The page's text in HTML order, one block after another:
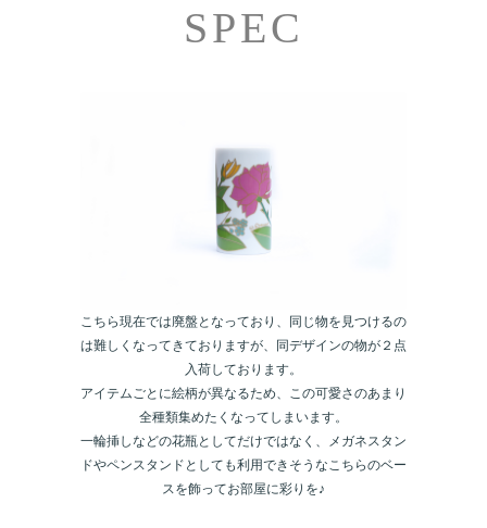
こちら現在では廃盤となっており、同じ物を見つけるの
は難しくなってきておりますが、同デザインの物が２点
入荷しております。
アイテムごとに絵柄が異なるため、この可愛さのあまり
全種類集めたくなってしまいます。
一輪挿しなどの花瓶としてだけではなく、メガネスタン
ドやペンスタンドとしても利用できそうなこちらのベー
スを飾ってお部屋に彩りを♪